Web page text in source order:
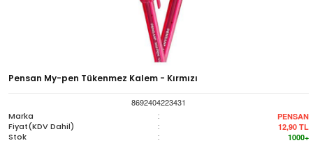
Pensan My-pen Tükenmez Kalem - Kırmızı
8692404223431
Marka
: PENSAN
Fiyat(KDV Dahil) : 12,90 TL
Stok : 1000+